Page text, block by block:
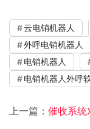
云电销机器人
外呼电销机器人
电销机器人
电销机器人外呼
上一篇： 催收系统